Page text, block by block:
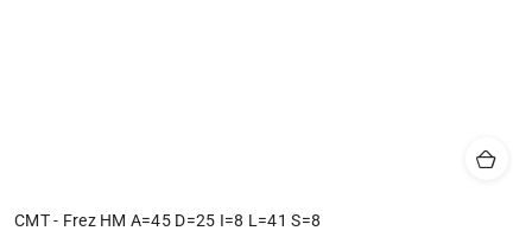
CMT - Frez HM A=45 D=25 I=8 L=41 S=8